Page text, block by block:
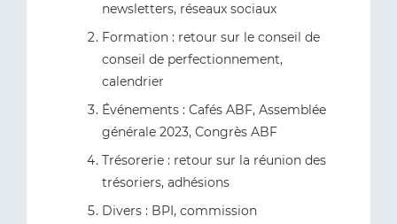
newsletters, réseaux sociaux
Formation : retour sur le conseil de
conseil de perfectionnement,
calendrier
Événements : Cafés ABF, Assemblée
générale 2023, Congrès ABF
Trésorerie : retour sur la réunion des
trésoriers, adhésions
Divers : BPI, commission